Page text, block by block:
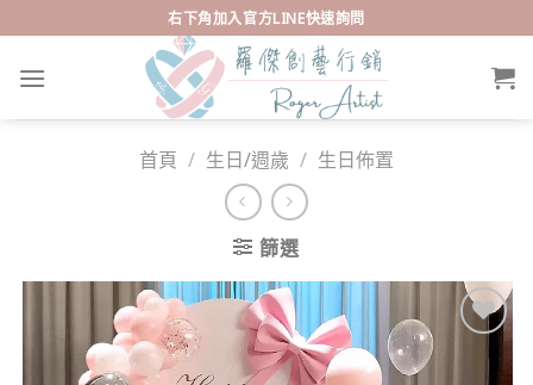
to
content
右下角加入官方LINE快速詢問
首頁 / 生日/週歲 / 生日佈置
篩選